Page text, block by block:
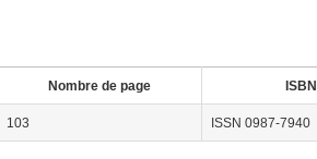
Nombre de page ISBN
103 ISSN 0987-7940